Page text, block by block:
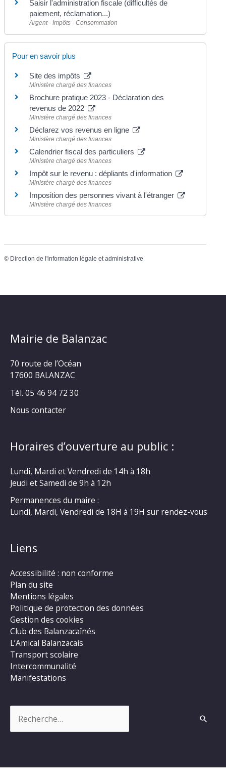
Saisir l'administration fiscale (difficultés de
paiement, réclamation...)
Argent - Impôts - Consommation
Pour en savoir plus
Site des impôts
Ministère chargé des finances
Brochure pratique 2023 - Déclaration des
revenus de 2022
Ministère chargé des finances
Déclarez vos revenus en ligne
Ministère chargé des finances
Calendrier fiscal des particuliers
Ministère chargé des finances
Impôt sur le revenu : dépliants d'information
Ministère chargé des finances
Imposition des personnes vivant à l'étranger
Ministère chargé des finances
© Direction de l'information légale et administrative
Mairie de Balanzac
70 route de l’Océan
17600 BALANZAC
Tél. 05 46 94 72 30
Nous contacter
Horaires d’ouverture au public :
Lundi, Mardi et Vendredi de 14h à 18h
Jeudi et Samedi de 9h à 12h
Permanences du maire :
Lundi, Mardi, Vendredi de 18H à 19H sur rendez-vous
Liens
Accessibilité : non conforme
Plan du site
Mentions légales
Politique de protection des données
Gestion des cookies
Club des Balanzacaînés
L’Amical Balanzacais
Transport scolaire
Intercommunalité
Manifestations